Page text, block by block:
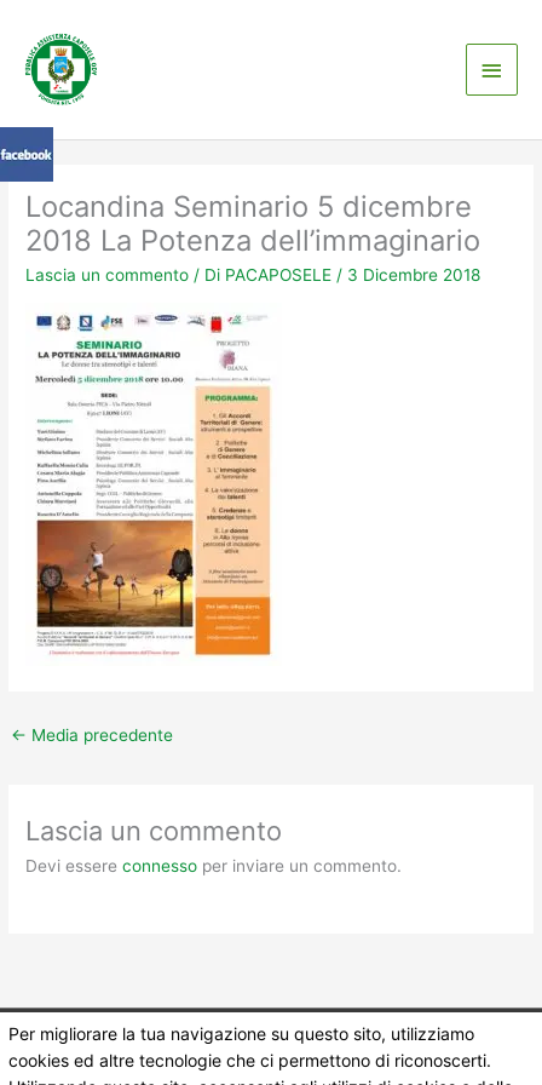
contenuto
Menu
Locandina Seminario 5 dicembre
2018 La Potenza dell’immaginario
Lascia un commento / Di PACAPOSELE / 3 Dicembre 2018
← Media precedente
Lascia un commento
Devi essereconnesso per inviare un commento.
Copyright © 2026Pubblica Assistenza Caposele| Powered by
Per migliorare la tua navigazione su questo sito, utilizziamo
cookies ed altre tecnologie che ci permettono di riconoscerti.